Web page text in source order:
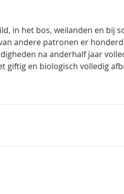
in het bos, weilanden en bij
andere patronen er
na anderhalf jaar
giftig en biologisch volledig